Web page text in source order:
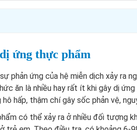
ứng thực phẩm
phản ứng của hệ miễn dịch xảy ra
ăn là nhiều hay rất ít khi gây dị
hấp, thậm chí gây sốc phản vệ,
có thể xảy ra ở nhiều đối tượng